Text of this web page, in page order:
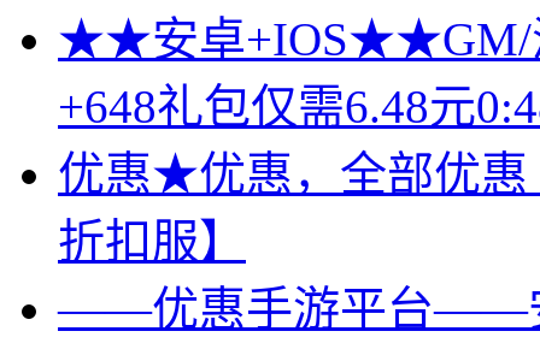
★★安卓+IOS★★GM/
+648礼包仅需6.48元
优惠★优惠，全部优惠
折扣服】
——优惠手游平台——